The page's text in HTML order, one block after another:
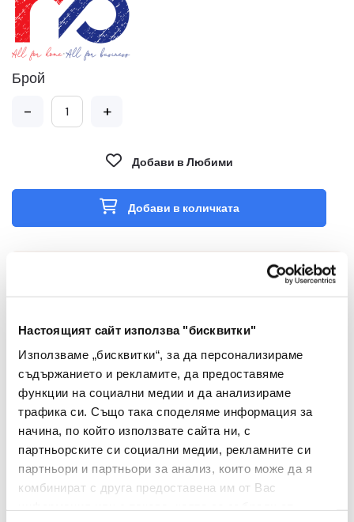
Настоящият сайт използва "бисквитки"
Използваме „бисквитки“, за да персонализираме
съдържанието и рекламите, да предоставяме
функции на социални медии и да анализираме
трафика си. Също така споделяме информация за
начина, по който използвате сайта ни, с
партньорските си социални медии, рекламните си
партньори и партньори за анализ, които може да я
комбинират с друга предоставена им от Вас
Брой
- +
Добави в Любими
Добави в количката
Тип
Съвместима тонер
касета
Вид CLT-M504S/CLP415
Капацитет 1800
Samsung CLP-415 ;